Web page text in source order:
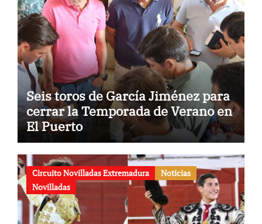
Seis toros de García Jiménez para
cerrar la Temporada de Verano en
El Puerto
Circuito Novilladas Extremadura
Noticias
Novilladas